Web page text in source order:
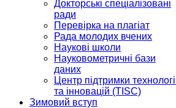
Докторські спеціалізовані
ради
Перевірка на плагіат
Рада молодих вчених
Наукові школи
Науковометричні бази
даних
Центр підтримки
та інновацій (TISC)
Зимовий вступ